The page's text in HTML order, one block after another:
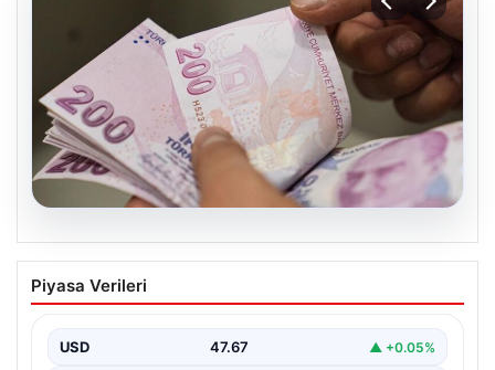
05.08.2026
2026 Kurban Bayramı Emekli
İkramiyeleri Ne Zaman Ödenecek?
milyon emekli vatandaşın gözü kulağı bayram
ikramiyesi…
Piyasa Verileri
USD 47.67 ▲ +0.05%